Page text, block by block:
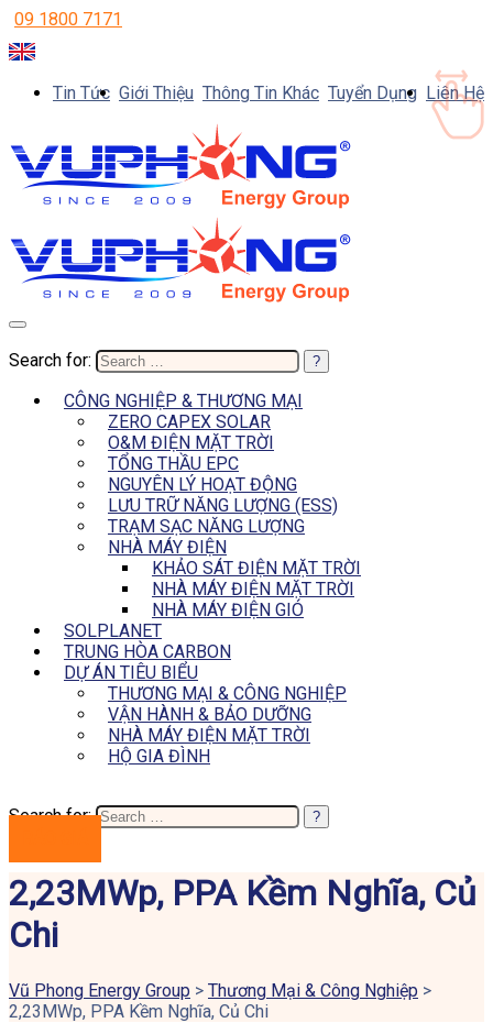
09 1800 7171
Tin Tức Giới Thiệu Thông Tin Khác Tuyển Dụng Liên Hệ
Search for:
CÔNG NGHIỆP & THƯƠNG MẠI
ZERO CAPEX SOLAR
O&M ĐIỆN MẶT TRỜI
TỔNG THẦU EPC
NGUYÊN LÝ HOẠT ĐỘNG
LƯU TRỮ NĂNG LƯỢNG (ESS)
TRẠM SẠC NĂNG LƯỢNG
NHÀ MÁY ĐIỆN
KHẢO SÁT ĐIỆN MẶT TRỜI
NHÀ MÁY ĐIỆN MẶT TRỜI
NHÀ MÁY ĐIỆN GIÓ
SOLPLANET
TRUNG HÒA CARBON
DỰ ÁN TIÊU BIỂU
THƯƠNG MẠI & CÔNG NGHIỆP
VẬN HÀNH & BẢO DƯỠNG
NHÀ MÁY ĐIỆN MẶT TRỜI
HỘ GIA ĐÌNH
Search for:
2,23MWp, PPA Kềm Nghĩa, Củ
Chi
Vũ Phong Energy Group > Thương Mại & Công Nghiệp >
2,23MWp, PPA Kềm Nghĩa, Củ Chi